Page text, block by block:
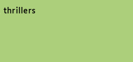
thrillers